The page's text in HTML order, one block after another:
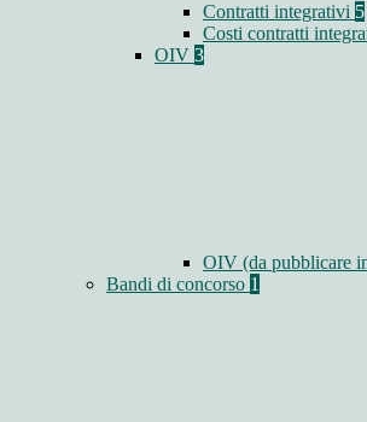
Contratti integrativi 5
Costi contratti
OIV 3
OIV (da pubblicare
Bandi di concorso 1